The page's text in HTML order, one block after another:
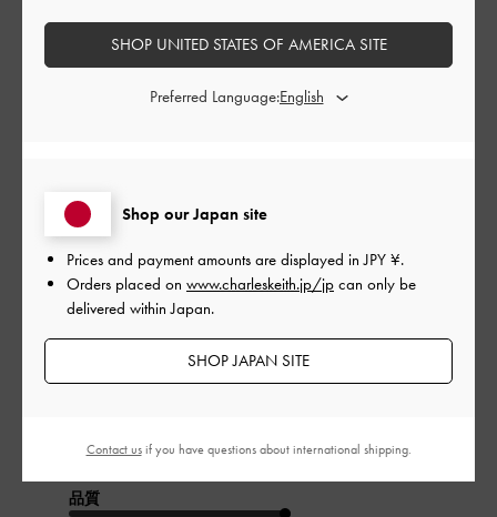
このレビューは役に立ちましたか？
良い
カラー: ブラック系
よかった
品質
Shop our Japan site
Prices and payment amounts are displayed inJPY ¥.
Orders placed on www.charleskeith.jp/jp can only be
delivered within Japan.
SHOP JAPAN SITE
SHOP UNITED STATES OF AMERICA SITE
Preferred Language:
Contact usif you have questions about international shipping.